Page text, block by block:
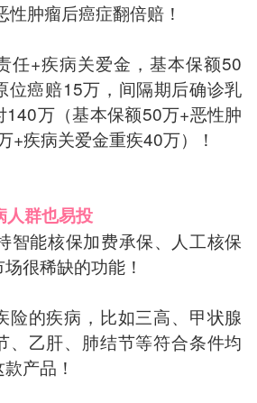
肿瘤后癌症翻倍赔！
任+疾病关爱金，基本保额50
位癌赔15万，间隔期后确诊乳
140万（基本保额50万+恶性肿
+疾病关爱金重疾40万）！
人群也易投
智能核保加费承保、人工核保
很稀缺的功能！
险的疾病，比如三高、甲状腺
、乙肝、肺结节等符合条件均
产品！